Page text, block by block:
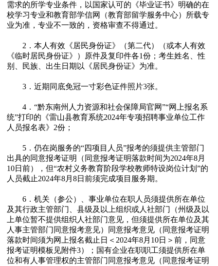
需求的所学专业条件，以国家认可的《毕业证书》明确的在
校学习专业和教育部学信网（教育部留学服务中心）所载专
业为准，专业不一致的，资格审查不得通过。
2．本人有效《居民身份证》（第二代）（或本人有效
《临时居民身份证》）原件及复印件各1份；考生姓名、性
别、民族、出生日期以《居民身份证》为准。
3．近期同底免冠一寸彩色证件照片3张。
4．“黔东南州人力资源和社会保障局官网”“网上报名系
统”打印的《雷山县教育系统2024年专项招聘事业单位工作
人员报名表》2份；
5．仍在岗服务的“四项目人员”报考的须提供主管部门
出具的同意报考证明（同意报考证明落款时间为2024年8月
10日前），但“农村义务教育阶段学校教师特设岗位计划”的
人员截止2024年8月8日前须完成项目服务期。
6．机关（参公）、事业单位在职人员须提供所在单位
及其行政主管部门、县级及以上组织或人社部门（州级及以
上单位暂不提供组织人社部门意见，但须提供所在单位及其
人事主管部门同意报考意见）同意报考意见（同意报考证明
落款时间须为网上报名截止日＜2024年8月10日＞前，同意
报考证明模板见附件3）；国有企业在职职工须提供所在单
位和有人事管理权的主管部门同意报考意见（同意报考证明